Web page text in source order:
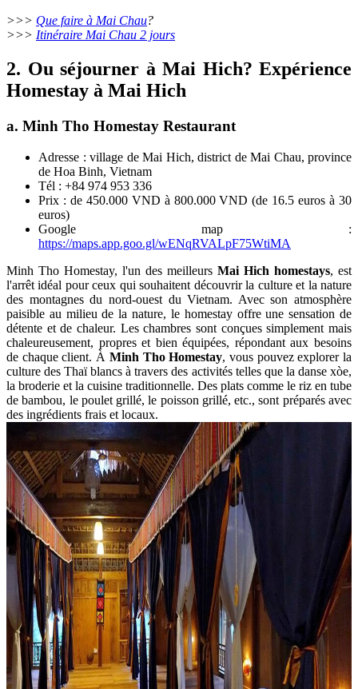
>>> Que faire à Mai Chau?
>>> Itinéraire Mai Chau 2 jours
2. Ou séjourner à Mai Hich? Expérience
Homestay à Mai Hich
a. Minh Tho Homestay Restaurant
Adresse : village de Mai Hich, district de Mai Chau, province
de Hoa Binh, Vietnam
Tél : +84 974 953 336
Prix : de 450.000 VND à 800.000 VND (de 16.5 euros à 30
euros)
Google map :
https://maps.app.goo.gl/wENqRVALpF75WtiMA
Minh Tho Homestay, l'un des meilleurs Mai Hich homestays, est
l'arrêt idéal pour ceux qui souhaitent découvrir la culture et la nature
des montagnes du nord-ouest du Vietnam. Avec son atmosphère
paisible au milieu de la nature, le homestay offre une sensation de
détente et de chaleur. Les chambres sont conçues simplement mais
chaleureusement, propres et bien équipées, répondant aux besoins
de chaque client. À Minh Tho Homestay, vous pouvez explorer la
culture des Thaï blancs à travers des activités telles que la danse xòe,
la broderie et la cuisine traditionnelle. Des plats comme le riz en tube
de bambou, le poulet grillé, le poisson grillé, etc., sont préparés avec
des ingrédients frais et locaux.